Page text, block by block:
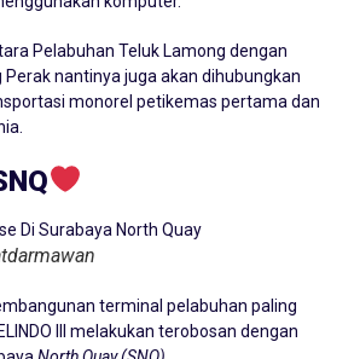
Pelabuhan Teluk Lamong dengan
Perak nantinya juga akan dihubungkan
monorel petikemas pertama dan
terminal pelabuhan paling
III melakukan terobosan dengan